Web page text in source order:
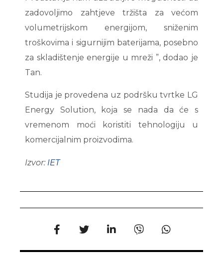
zadovoljimo zahtjeve tržišta za većom
volumetrijskom energijom, sniženim
troškovima i sigurnijim baterijama, posebno
za skladištenje energije u mreži ”, dodao je
Tan.
Studija je provedena uz podršku tvrtke LG
Energy Solution, koja se nada da će s
vremenom moći koristiti tehnologiju u
komercijalnim proizvodima.
Izvor: IET